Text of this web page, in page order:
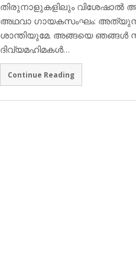
തിരുനാളുകളിലും
അഥവാ ഗായകസംഘം:
ശാന്തിയുമേ. അങ്ങയെ ഞങ്ങള്‍
ദിവ്യമഹിമകള്‍…
Continue Reading